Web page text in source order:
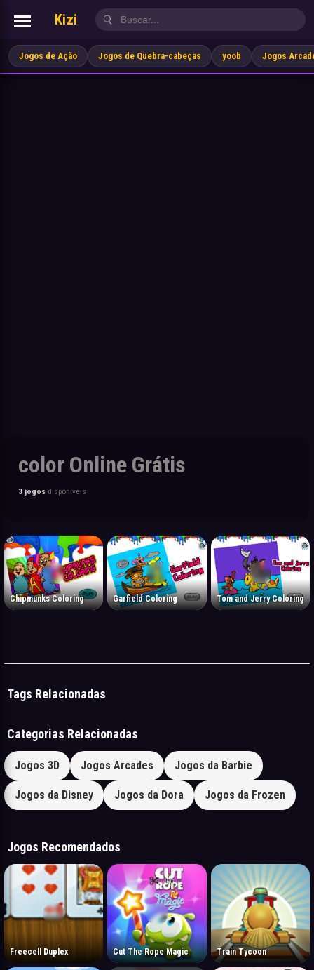
Kizi
Jogos de Ação Jogos de Quebra-cabeças yoob Jogos
color Online Grátis
3 jogos disponíveis
Chipmunks Coloring Garfield Coloring Tom and Jerry Coloring
Tags Relacionadas
Categorias Relacionadas
Jogos 3D Jogos Arcades Jogos da Barbie
Jogos da Disney Jogos da Dora Jogos da Frozen
Jogos Recomendados
Freecell Duplex Cut The Rope Magic Train Tycoon